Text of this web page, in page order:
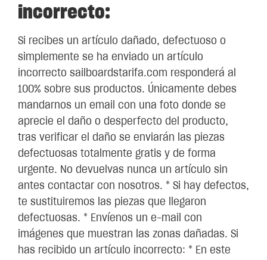
incorrecto:
Si recibes un artículo dañado, defectuoso o
simplemente se ha enviado un artículo
incorrecto sailboardstarifa.com responderá al
100% sobre sus productos. Únicamente debes
mandarnos un email con una foto donde se
aprecie el daño o desperfecto del producto,
tras verificar el daño se enviarán las piezas
defectuosas totalmente gratis y de forma
urgente. No devuelvas nunca un artículo sin
antes contactar con nosotros. * Si hay defectos,
te sustituiremos las piezas que llegaron
defectuosas. * Envíenos un e-mail con
imágenes que muestran las zonas dañadas. Si
has recibido un artículo incorrecto: * En este